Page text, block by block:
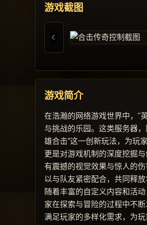
游戏截图
游戏简介
在浩瀚的网络游戏世界中，"
与挑战的乐园。这类服务器
雄合击”这一创新玩法，为玩
更是对游戏机制的深度挖掘
有震撼的视觉效果与惊人的
以与队友紧密配合，共同释
随着丰富的自定义内容和活
家在探索与冒险的过程中不
满足玩家的多样化需求，为